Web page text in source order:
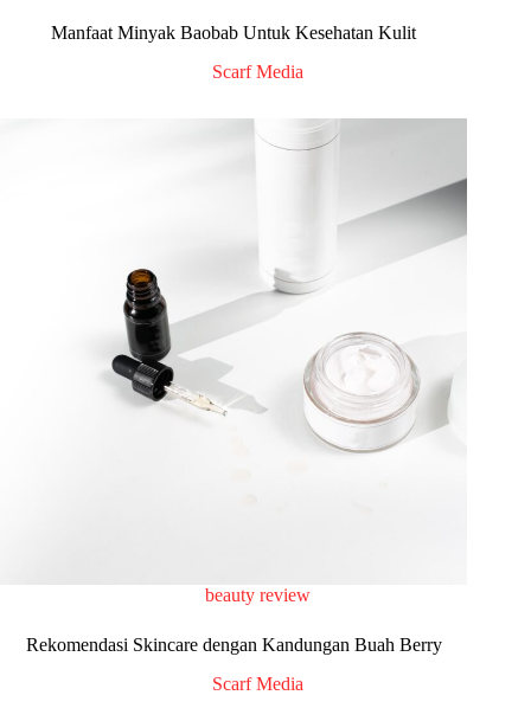
Manfaat Minyak Baobab Untuk Kesehatan Kulit
Scarf Media
beauty review
Rekomendasi Skincare dengan Kandungan Buah Berry
Scarf Media